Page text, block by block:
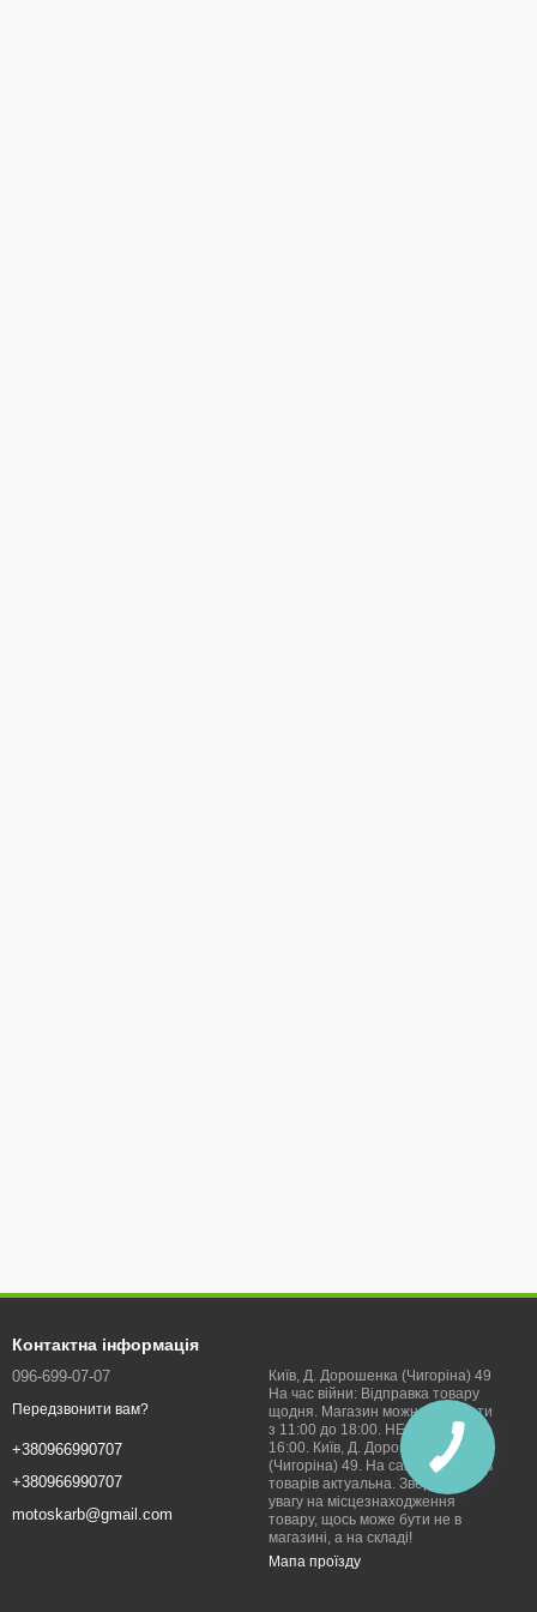
Контактна інформація
096-699-07-07
Передзвонити вам?
+380966990707
+380966990707
motoskarb@gmail.com
Київ, Д. Дорошенка (Чигоріна) 49
На час війни: Відправка товару
щодня. Магазин можна відвідати
з 11:00 до 18:00. НЕДІЛЯ з 11 до
16:00. Київ, Д. Дорошенка
(Чигоріна) 49. На сайті наявність
товарів актуальна. Звертайте
увагу на місцезнаходження
товару, щось може бути не в
магазині, а на складі!
Мапа проїзду